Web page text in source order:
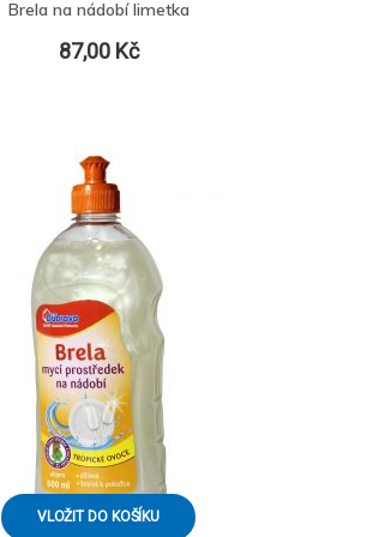
Brela na nádobí limetka
87,00 Kč
VLOŽIT DO KOŠÍKU